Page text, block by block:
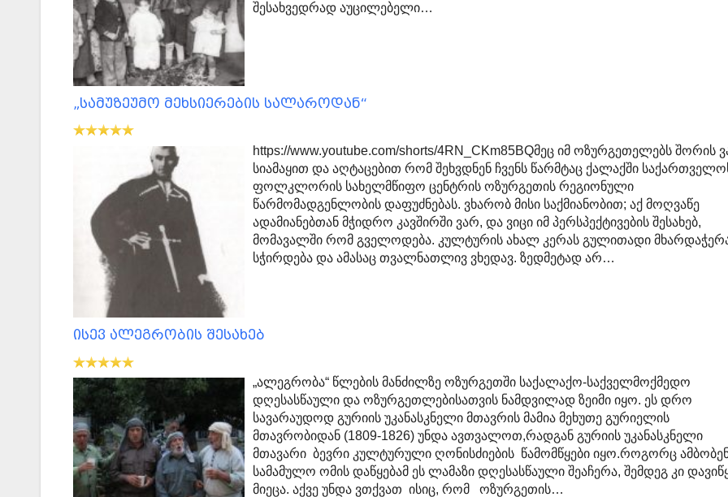
შესახვედრად აუცილებელი…
„სამუზეუმო მეხსიერების სალაროდან“
https://www.youtube.com/shorts/4RN_CKm85BQმეც იმ ოზურგეთელებს შორის
სიამაყით და აღტაცებით რომ შეხვდნენ ჩვენს წარმტაც ქალაქში
ფოლკლორის სახელმწიფო ცენტრის ოზურგეთის რეგიონული
წარმომადგენლობის დაფუძნებას. ვხარობ მისი საქმიანობით; აქ მოღვაწე
ადამიანებთან მჭიდრო კავშირში ვარ, და ვიცი იმ პერსპექტივების შესახებ,
მომავალში რომ გველოდება. კულტურის ახალ კერას გულითადი
სჭირდება და ამასაც თვალნათლივ ვხედავ. ზედმეტად არ…
ისევ ალეგრობის შესახებ
„ალეგრობა“ წლების მანძილზე ოზურგეთში საქალაქო-საქველმოქმედო
დღესასწაული და ოზურგეთლებისათვის ნამდვილად ზეიმი იყო. ეს დრო
სავარაუდოდ გურიის უკანასკნელი მთავრის მამია მეხუთე გურიელის
მთავრობიდან (1809-1826) უნდა ავთვალოთ,რადგან გურიის უკანასკნელი
მთავარი ბევრი კულტურული ღონისძიების წამომწყები იყო.როგორც
სამამულო ომის დაწყებამ ეს ლამაზი დღესასწაული შეაჩერა, შემდეგ კი
მიეცა. აქვე უნდა ვთქვათ ისიც, რომ ოზურგეთის…